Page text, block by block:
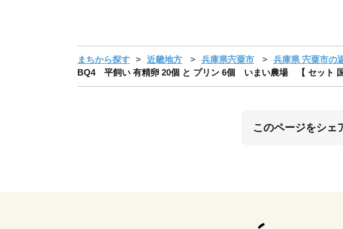
まちから探す 近畿地方 兵庫県宍粟市
兵庫県 宍粟市の
BQ4 平飼い 有精卵 20個 と プリン 6個 いまい農場 【 セット 国
このページをシェ